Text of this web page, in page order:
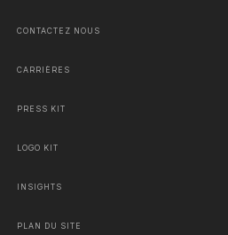
CONTACTEZ NOUS
CARRIÈRES
PRESS KIT
LOGO KIT
INSIGHTS
PLAN DU SITE